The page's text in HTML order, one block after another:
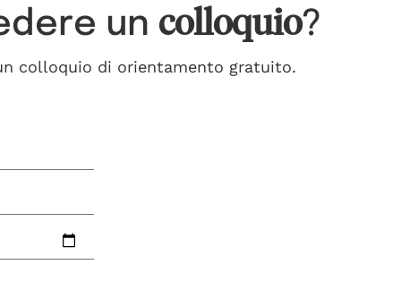
un colloquio?
colloquio di orientamento gratuito.